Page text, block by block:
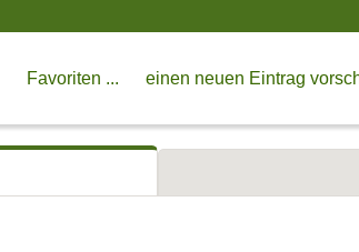
Favoriten ... einen neuen Eintrag